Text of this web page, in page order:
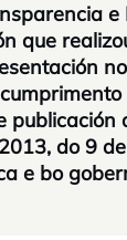
que
do 9
e bo